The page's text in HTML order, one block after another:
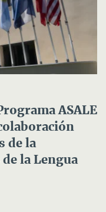
ASALE
de la
la Lengua